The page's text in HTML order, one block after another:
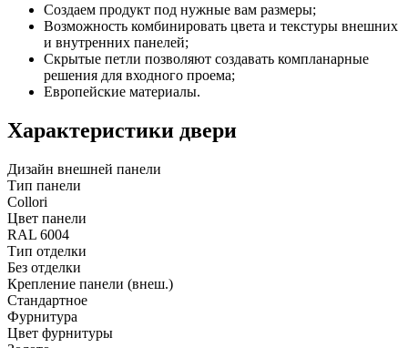
Создаем продукт под нужные вам размеры;
Возможность комбинировать цвета и текстуры внешних
и внутренних панелей;
Скрытые петли позволяют создавать компланарные
решения для входного проема;
Европейские материалы.
Характеристики двери
Дизайн внешней панели
Тип панели
Collori
Цвет панели
RAL 6004
Тип отделки
Без отделки
Крепление панели (внеш.)
Стандартное
Фурнитура
Цвет фурнитуры